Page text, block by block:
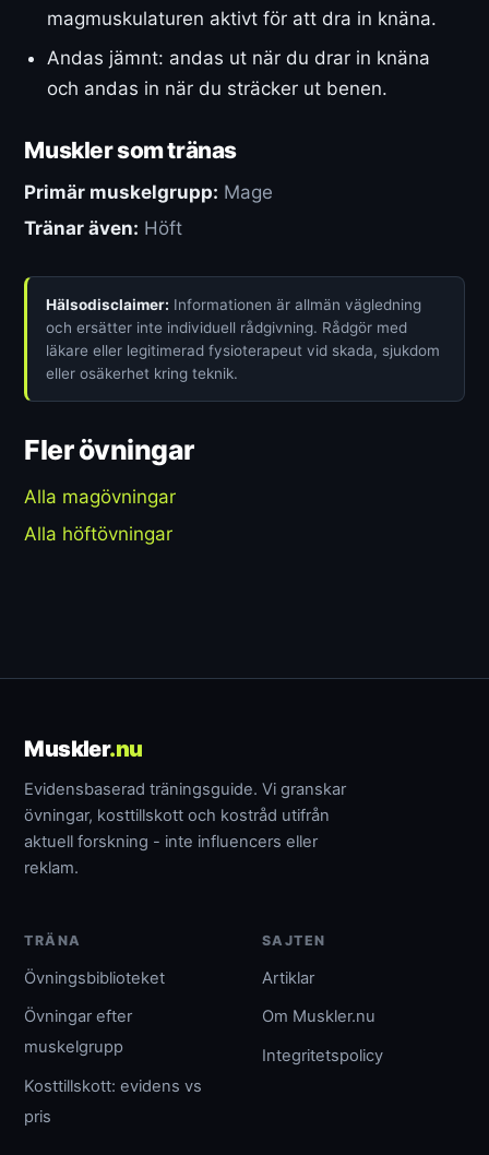
magmuskulaturen aktivt för att dra in knäna.
Andas jämnt: andas ut när du drar in knäna
och andas in när du sträcker ut benen.
Muskler som tränas
Primär muskelgrupp: Mage
Tränar även: Höft
Hälsodisclaimer: Informationen är allmän vägledning
och ersätter inte individuell rådgivning. Rådgör med
läkare eller legitimerad fysioterapeut vid skada, sjukdom
eller osäkerhet kring teknik.
Fler övningar
Alla magövningar
Alla höftövningar
Muskler.nu
Evidensbaserad träningsguide. Vi granskar
övningar, kosttillskott och kostråd utifrån
aktuell forskning - inte influencers eller
reklam.
TRÄNA
Övningsbiblioteket
Övningar efter
muskelgrupp
Kosttillskott: evidens vs
pris
SAJTEN
Artiklar
Om Muskler.nu
Integritetspolicy